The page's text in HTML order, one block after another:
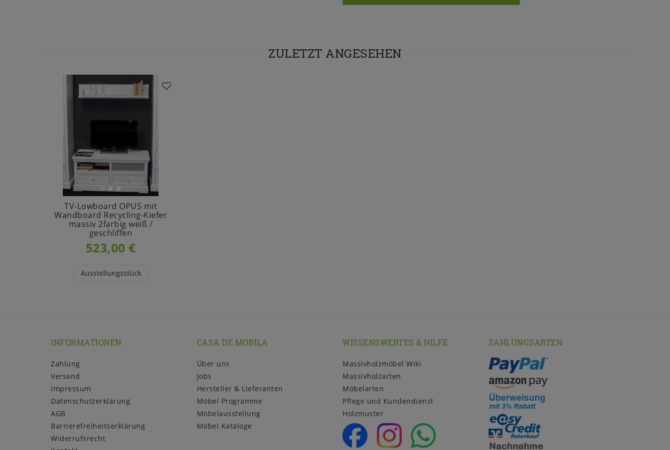
ZULETZT ANGESEHEN
TV-Lowboard OPUS mit
Wandboard Recycling-Kiefer
massiv 2farbig weiß /
geschliffen
523,00 €
Ausstellungsstück
INFORMATIONEN
Zahlung
Versand
Impressum
Daten­schutz­erklärung
AGB
Barrierefreiheitserklärung
Widerrufs­recht
CASA DE MOBILA
Über uns
Jobs
Hersteller & Lieferanten
Möbel Programme
Möbelausstellung
Möbel Kataloge
WISSENSWERTES & HILFE
Massivholzmöbel Wiki
Massivholzarten
Möbelarten
Pflege und Kundendienst
Holzmuster
ZAHLUNGSARTEN